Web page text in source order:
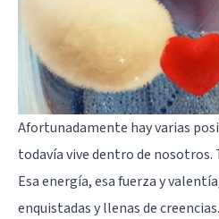
Afortunadamente hay varias
todavía vive dentro de nosotros.
Esa energía, esa fuerza y
enquistadas y llenas de